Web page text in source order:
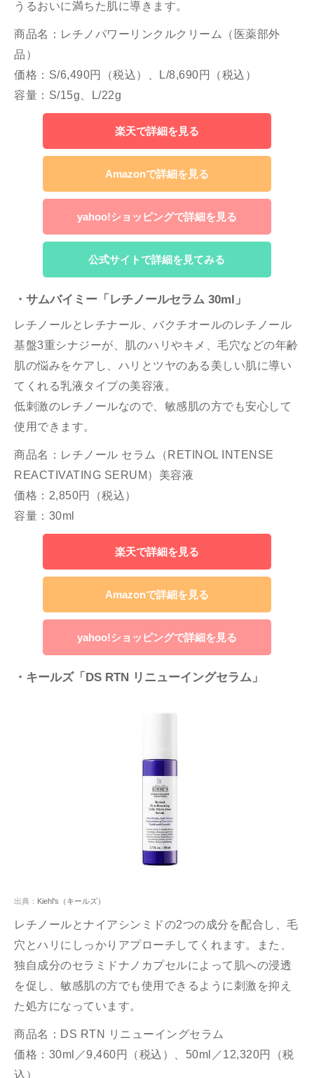
うるおいに満ちた肌に導きます。
商品名：レチノパワーリンクルクリーム（医薬部外
品）
価格：S/6,490円（税込）、L/8,690円（税込）
容量：S/15g、L/22g
楽天で詳細を見る
Amazonで詳細を見る
yahoo!ショッピングで詳細を見る
公式サイトで詳細を見てみる
・サムバイミー「レチノールセラム 30ml」
レチノールとレチナール、バクチオールのレチノール
基盤3重シナジーが、肌のハリやキメ、毛穴などの年齢
肌の悩みをケアし、ハリとツヤのある美しい肌に導い
てくれる乳液タイプの美容液。
低刺激のレチノールなので、敏感肌の方でも安心して
使用できます。
商品名：レチノール セラム（RETINOL INTENSE
REACTIVATING SERUM）美容液
価格：2,850円（税込）
容量：30ml
楽天で詳細を見る
Amazonで詳細を見る
yahoo!ショッピングで詳細を見る
・キールズ「DS RTN リニューイングセラム」
出典： Kiehl's（キールズ）
レチノールとナイアシンミドの2つの成分を配合し、毛
穴とハリにしっかりアプローチしてくれます。また、
独自成分のセラミドナノカプセルによって肌への浸透
を促し、敏感肌の方でも使用できるように刺激を抑え
た処方になっています。
商品名：DS RTN リニューイングセラム
価格：30ml／9,460円（税込）、50ml／12,320円（税
込）